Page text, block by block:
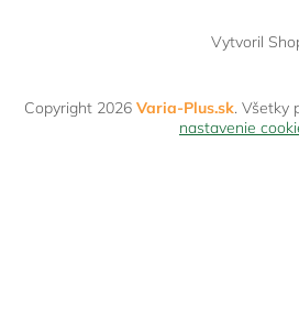
Vytvoril
Copyright 2026 Varia-Plus.sk. Všetky
nastavenie